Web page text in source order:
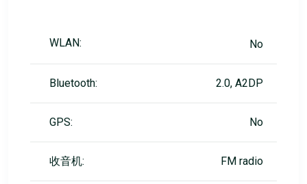
WLAN: No
Bluetooth: 2.0, A2DP
GPS: No
收音机: FM radio